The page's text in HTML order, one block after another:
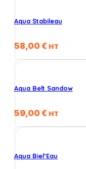
Aqua Stabileau
58,00€ HT
Aqua Belt Sandow
59,00€ HT
Aqua Biel’Eau